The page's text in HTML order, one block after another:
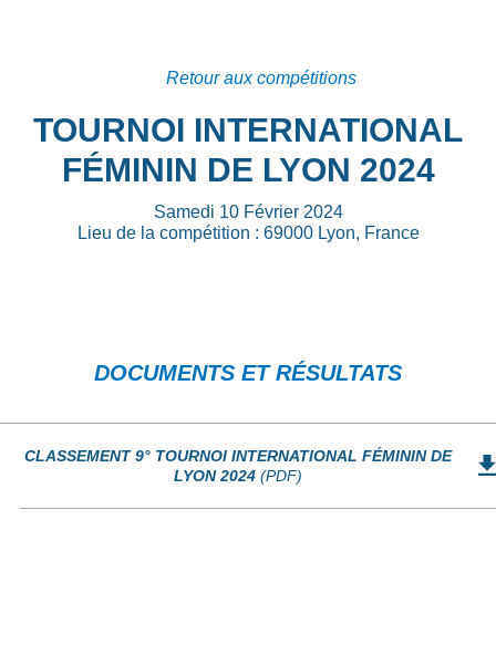
Retour aux compétitions
TOURNOI INTERNATIONAL
FÉMININ DE LYON 2024
Samedi 10 Février 2024
Lieu de la compétition : 69000 Lyon, France
DOCUMENTS ET RÉSULTATS
CLASSEMENT 9° TOURNOI INTERNATIONAL FÉMININ DE
LYON 2024(PDF)